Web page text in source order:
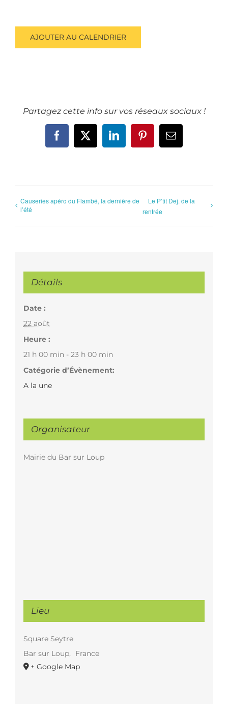
AJOUTER AU CALENDRIER
Partagez cette info sur vos réseaux sociaux !
Facebook
X LinkedInPinterestEmail
Causeries apéro du Flambé, la dernière de
l’été
Le P’tit Dej. de la
rentrée
Détails
Date :
22 août
Heure :
21 h 00 min - 23 h 00 min
Catégorie d’Évènement:
A la une
Organisateur
Mairie du Bar sur Loup
Lieu
Square Seytre
Bar sur Loup,
France
+ Google Map